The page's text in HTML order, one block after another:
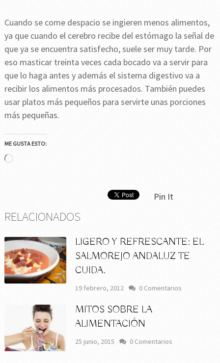
Cuando se come despacio se ingieren menos alimentos,
ya que cuando el cerebro recibe del estómago la señal de
que ya se encuentra satisfecho, suele ser muy tarde. Por
eso masticar treinta veces cada bocado va a servir para
que lo haga antes y además el sistema digestivo va a
recibir los alimentos más procesados. También puedes
usar platos más pequeños para servirte unas porciones
más pequeñas.
ME GUSTA ESTO:
Cargando...
Pin It
RELACIONADOS
LIGERO Y REFRESCANTE: EL
SALMOREJO ANDALUZ TE
CUIDA.
19 febrero, 2012 0 Comentarios
MITOS SOBRE LA
ALIMENTACIÓN
25 junio, 2015 0 Comentarios